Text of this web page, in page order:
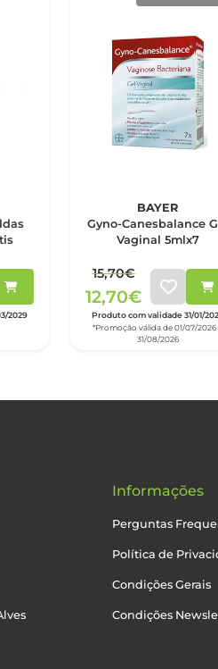
2029
*Promoção válida de 01/07/2026
31/08/2026
BAYER
Gyno-Canesbalance
Vaginal 5mlx7
15,70€
12,70€
Produto com validade 31/01/
Informações
Perguntas
Política de
Condições Gerais
Condições